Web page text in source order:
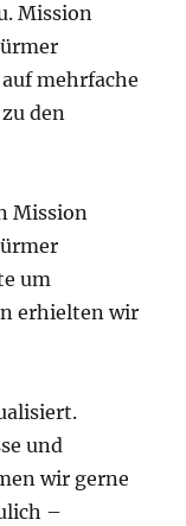
Mission
mehrfache
den
Mission
um
erhielten wir
und
wir gerne
–